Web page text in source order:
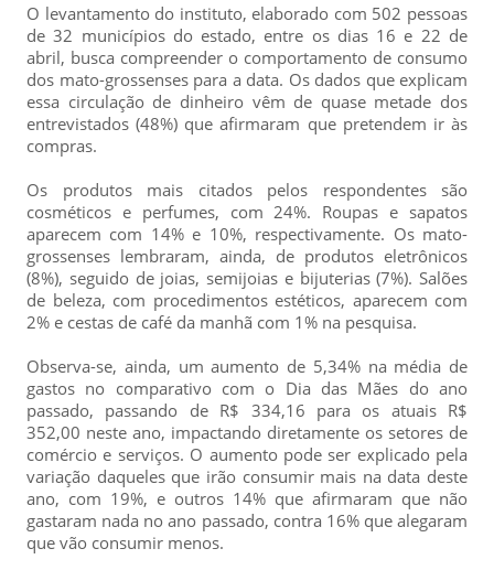
O levantamento do instituto, elaborado com 502 pessoas
de 32 municípios do estado, entre os dias 16 e 22 de
abril, busca compreender o comportamento de consumo
dos mato-grossenses para a data. Os dados que explicam
essa circulação de dinheiro vêm de quase metade dos
entrevistados (48%) que afirmaram que pretendem ir às
compras.
Os produtos mais citados pelos respondentes são
cosméticos e perfumes, com 24%. Roupas e sapatos
aparecem com 14% e 10%, respectivamente. Os mato-
grossenses lembraram, ainda, de produtos eletrônicos
(8%), seguido de joias, semijoias e bijuterias (7%). Salões
de beleza, com procedimentos estéticos, aparecem com
2% e cestas de café da manhã com 1% na pesquisa.
Observa-se, ainda, um aumento de 5,34% na média de
gastos no comparativo com o Dia das Mães do ano
passado, passando de R$ 334,16 para os atuais R$
352,00 neste ano, impactando diretamente os setores de
comércio e serviços. O aumento pode ser explicado pela
variação daqueles que irão consumir mais na data deste
ano, com 19%, e outros 14% que afirmaram que não
gastaram nada no ano passado, contra 16% que alegaram
que vão consumir menos.